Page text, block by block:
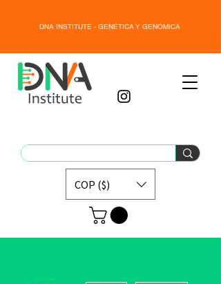
DNA INSTITUTE - GENÉTICA Y GENÓMICA
COP ($)